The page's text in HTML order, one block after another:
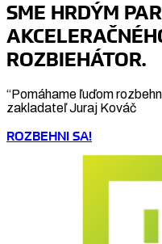
SME HRDÝM
ROZBIEHÁTOR.
“Pomáhame ľuďom
zakladateľ Juraj Kováč
ROZBEHNI SA!